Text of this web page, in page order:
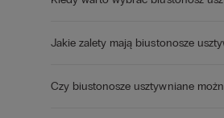
Jakie zalety mają biustonosze
Czy biustonosze usztywniane